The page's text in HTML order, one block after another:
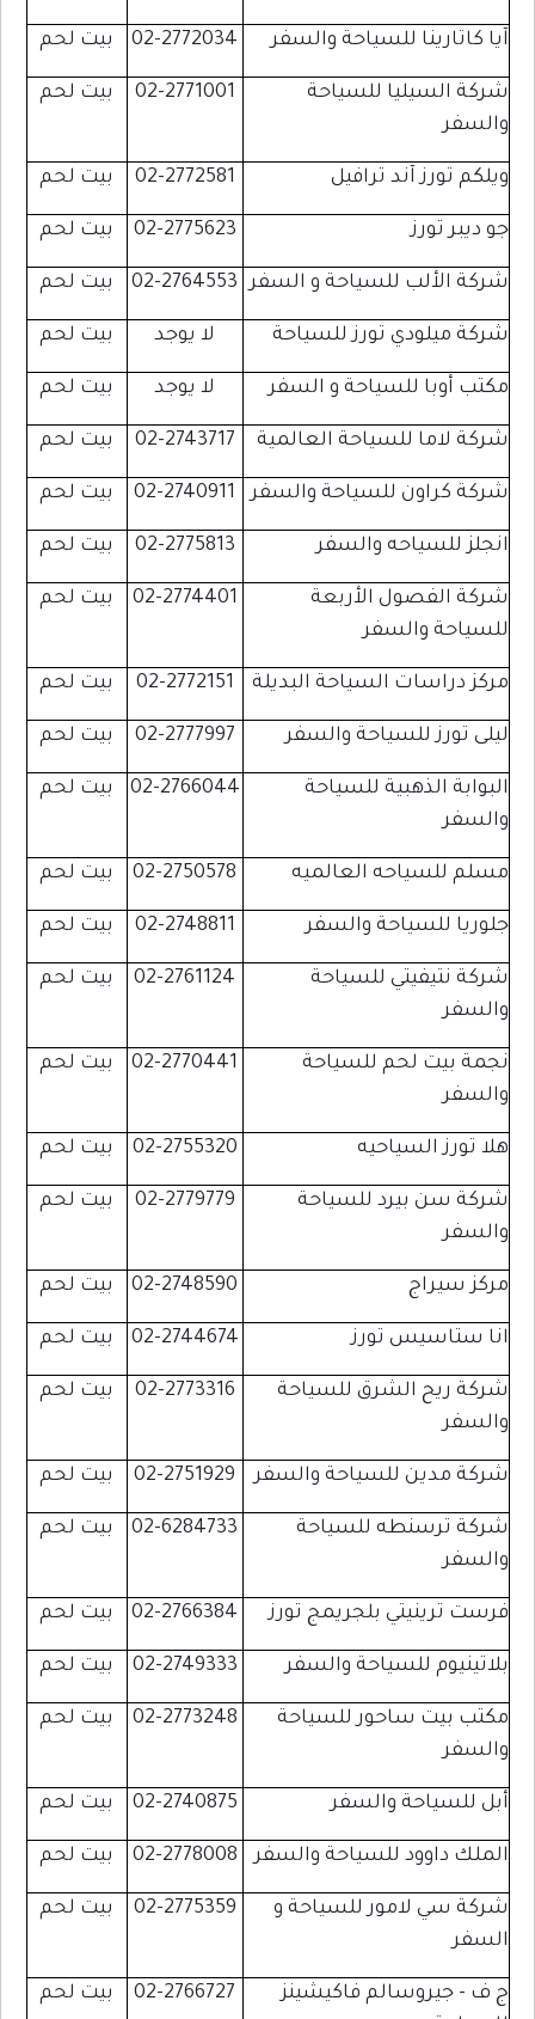
آيا كاتارينا للسياحة والسفر 02-2772034 بيت لحم
شركة السيليا للسياحة
والسفر
02-2771001 بيت لحم
ويلكم تورز آند ترافيل 02-2772581 بيت لحم
جو ديبر تورز 02-2775623 بيت لحم
شركة الألب للسياحة و السفر 02-2764553 بيت لحم
شركة ميلودي تورز للسياحة لا يوجد بيت لحم
مكتب أوبا للسياحة و السفر لا يوجد بيت لحم
شركة لاما للسياحة العالمية 02-2743717 بيت لحم
شركة كراون للسياحة والسفر 02-2740911 بيت لحم
انجلز للسياحه والسفر 02-2775813 بيت لحم
شركة الفصول الأربعة
للسياحة والسفر
02-2774401 بيت لحم
مركز دراسات السياحة البديلة 02-2772151 بيت لحم
ليلى تورز للسياحة والسفر 02-2777997 بيت لحم
البوابة الذهبية للسياحة
والسفر
02-2766044 بيت لحم
مسلم للسياحه العالميه 02-2750578 بيت لحم
جلوريا للسياحة والسفر 02-2748811 بيت لحم
شركة نتيفيتي للسياحة
والسفر
02-2761124 بيت لحم
نجمة بيت لحم للسياحة
والسفر
02-2770441 بيت لحم
هلا تورز السياحيه 02-2755320 بيت لحم
شركة سن بيرد للسياحة
والسفر
02-2779779 بيت لحم
مركز سيراج 02-2748590 بيت لحم
انا ستاسيس تورز 02-2744674 بيت لحم
شركة ريح الشرق للسياحة
والسفر
02-2773316 بيت لحم
شركة مدين للسياحة والسفر 02-2751929 بيت لحم
شركة ترسنطه للسياحة
والسفر
02-6284733 بيت لحم
فرست ترينيتي بلجريمج تورز 02-2766384 بيت لحم
بلاتينيوم للسياحة والسفر 02-2749333 بيت لحم
مكتب بيت ساحور للسياحة
والسفر
02-2773248 بيت لحم
أبل للسياحة والسفر 02-2740875 بيت لحم
الملك داوود للسياحة والسفر 02-2778008 بيت لحم
شركة سي لامور للسياحة و
السفر
02-2775359 بيت لحم
ج ف - جيروسالم فاكيشينز
02-2766727 بيت لحم